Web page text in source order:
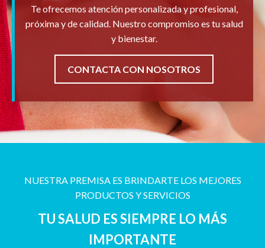
Te ofrecemos atención personalizada y profesional,
próxima y de calidad. Nuestro compromiso es tu salud
y bienestar.
CONTACTA CON NOSOTROS
NUESTRA PREMISA ES BRINDARTE LOS MEJORES
PRODUCTOS Y SERVICIOS
TU SALUD ES SIEMPRE LO MÁS
IMPORTANTE